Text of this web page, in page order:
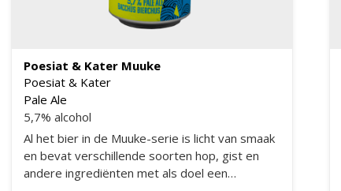
Poesiat & Kater Muuke
Poesiat & Kater
Pale Ale
5,7% alcohol
Al het bier in de Muuke-serie is licht van smaak
en bevat verschillende soorten hop, gist en
andere ingrediënten met als doel een